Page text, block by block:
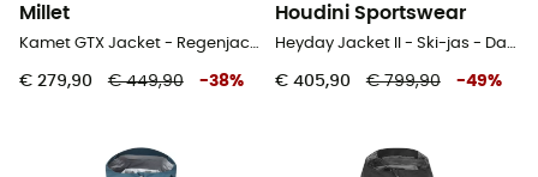
Millet
€ 279,90 € 449,90 -38%
Houdini Sportswear
€ 405,90 € 799,90 -49%